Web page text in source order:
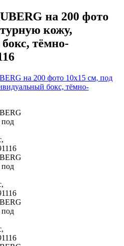
на 200 фото
кожу,
тёмно-